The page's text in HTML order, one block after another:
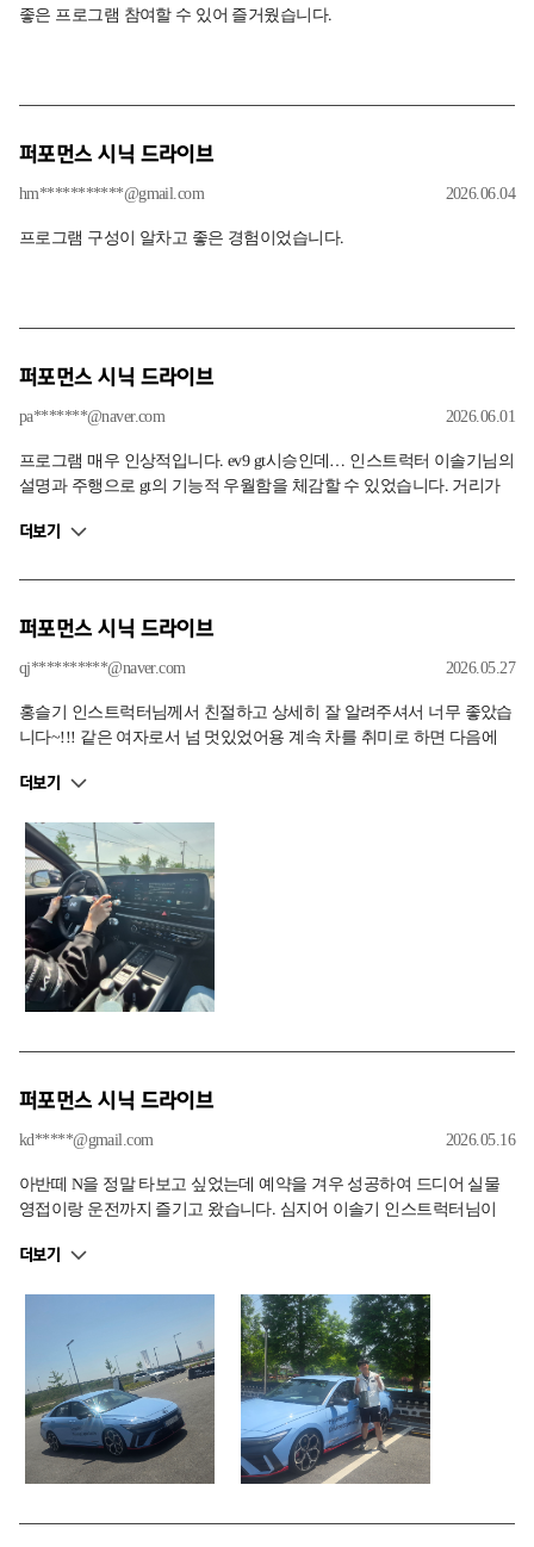
좋은 프로그램 참여할 수 있어 즐거웠습니다.
퍼포먼스 시닉 드라이브
hm***********@gmail.com 2026.06.04
프로그램 구성이 알차고 좋은 경험이었습니다.
퍼포먼스 시닉 드라이브
pa*******@naver.com 2026.06.01
프로그램 매우 인상적입니다. ev9 gt시승인데… 인스트럭터 이솔기님의
설명과 주행으로 gt의 기능적 우월함을 체감할 수 있었습니다. 거리가
다음에 또 방문하겠습니다. 감사합니다.
더보기
퍼포먼스 시닉 드라이브
qj**********@naver.com 2026.05.27
홍슬기 인스트럭터님께서 친절하고 상세히 잘 알려주셔서 너무 좋았습
니다~!!! 같은 여자로서 넘 멋있었어용 계속 차를 취미로 하면 다음에
더보기
퍼포먼스 시닉 드라이브
kd*****@gmail.com 2026.05.16
아반떼 N을 정말 타보고 싶었는데 예약을 겨우 성공하여 드디어 실물
영접이랑 운전까지 즐기고 왔습니다. 심지어 이솔기 인스트럭터님이
이였습니다 ㅎㅎ 같이 드라이브 하면서 아반떼 N에 대해서 알게된 정
더보기